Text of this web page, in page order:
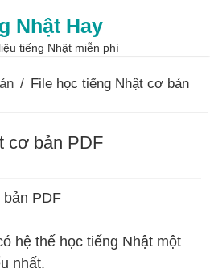
Nhật Hay
tiếng Nhật miễn phí
/ File học tiếng Nhật cơ bản
cơ bản PDF
PDF
hệ thế học tiếng Nhật một
nhất.